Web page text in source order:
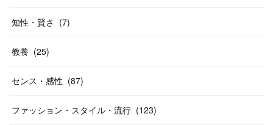
知性・賢さ (7)
教養 (25)
センス・感性 (87)
ファッション・スタイル・流行 (123)